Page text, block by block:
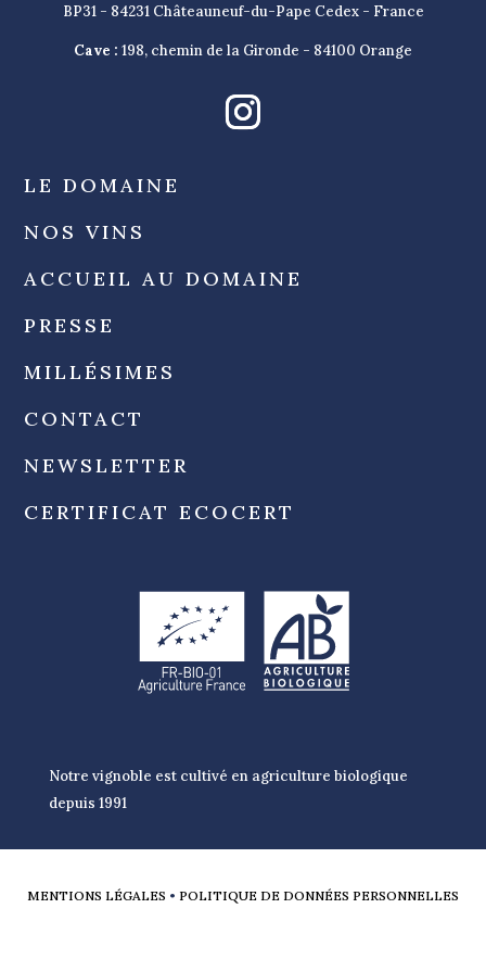
BP31 - 84231 Châteauneuf-du-Pape Cedex - France
Cave : 198, chemin de la Gironde - 84100 Orange
LE DOMAINE
NOS VINS
ACCUEIL AU DOMAINE
PRESSE
MILLÉSIMES
CONTACT
NEWSLETTER
CERTIFICAT ECOCERT
Notre vignoble est cultivé en agriculture biologique
depuis 1991
MENTIONS LÉGALES • POLITIQUE DE DONNÉES PERSONNELLES